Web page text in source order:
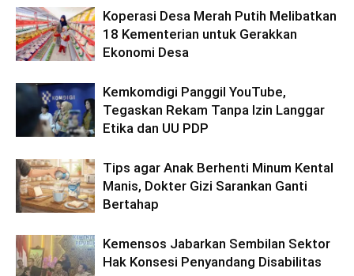
Koperasi Desa Merah Putih Melibatkan
18 Kementerian untuk Gerakkan
Ekonomi Desa
Kemkomdigi Panggil YouTube,
Tegaskan Rekam Tanpa Izin Langgar
Etika dan UU PDP
Tips agar Anak Berhenti Minum Kental
Manis, Dokter Gizi Sarankan Ganti
Bertahap
Kemensos Jabarkan Sembilan Sektor
Hak Konsesi Penyandang Disabilitas